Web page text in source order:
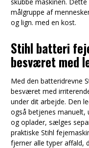
målgruppe af
og lign. med en kost.
Stihl batteri
besværet med
Med den batteridrevne
besværet med
under dit arbejde. Den
også betjenes
og oplader, sælges
praktiske Stihl
fjerner alle typer affald,